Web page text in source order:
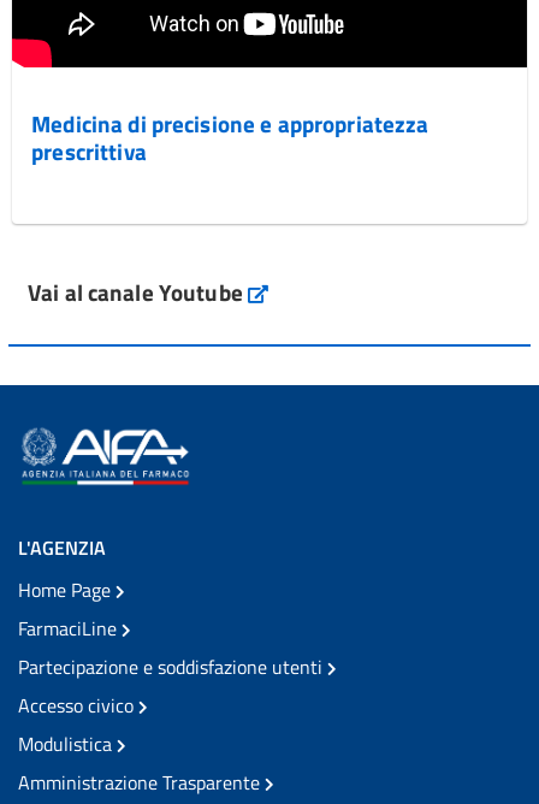
Medicina di precisione e appropriatezza
prescrittiva
Vai al canale Youtube
L'AGENZIA
Home Page
FarmaciLine
Partecipazione e soddisfazione utenti
Accesso civico
Modulistica
Amministrazione Trasparente